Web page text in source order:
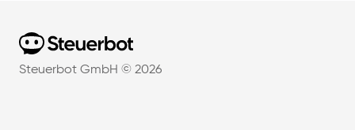
Home
Steuerbot GmbH © 2026